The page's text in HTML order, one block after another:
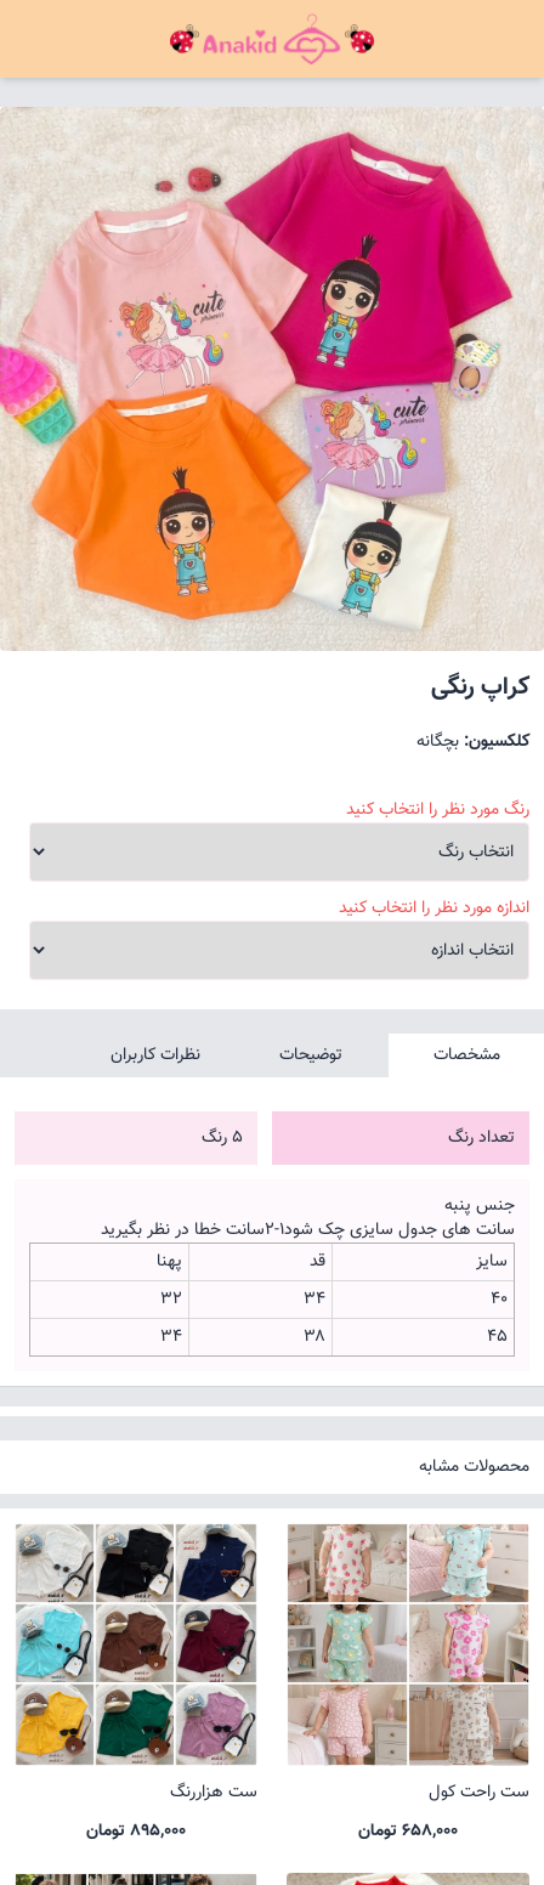
کراپ رنگی
کلکسیون: بچگانه
رنگ مورد نظر را انتخاب کنید
اندازه مورد نظر را انتخاب کنید
مشخصات توضیحات نظرات کاربران
تعداد رنگ 5 رنگ
جنس پنبه
سانت های جدول سایزی چک شود۱-۲سانت خطا در نظر بگیرید
سایز
قد
پهنا
۴۰
۳۴
۳۲
۴۵
۳۸ ۳۴
محصولات مشابه
ست راحت کول
658,000 تومان
ست هزاررنگ
895,000 تومان